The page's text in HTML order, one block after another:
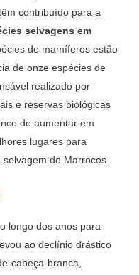
contribuído para a
selvagens em
de mamíferos estão
de onze espécies de
realizado por
e reservas biológicas
de aumentar em
lugares para
do Marrocos.
longo dos anos para
ao declínio drástico
cabeça-branca,